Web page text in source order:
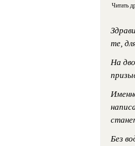
Читать
те,
На
Без